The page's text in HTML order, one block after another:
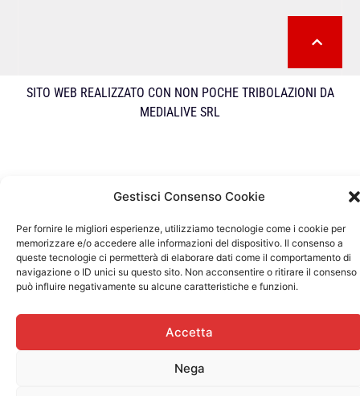
Gestisci Consenso Cookie
Per fornire le migliori esperienze, utilizziamo tecnologie come i cookie per
memorizzare e/o accedere alle informazioni del dispositivo. Il consenso a
queste tecnologie ci permetterà di elaborare dati come il comportamento di
navigazione o ID unici su questo sito. Non acconsentire o ritirare il consenso
può influire negativamente su alcune caratteristiche e funzioni.
Accetta
Nega
SITO WEB REALIZZATO CON NON POCHE TRIBOLAZIONI DA
MEDIALIVE SRL